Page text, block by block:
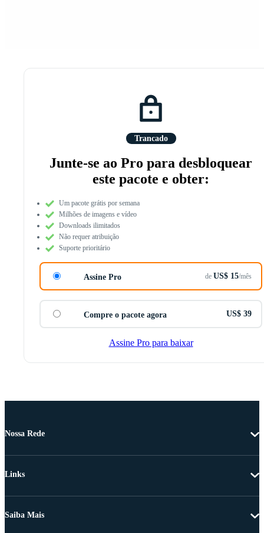
Trancado
Junte-se ao Pro para desbloquear
este pacote e obter:
Um pacote grátis por semana
Milhões de imagens e vídeo
Downloads ilimitados
Não requer atribuição
Suporte prioritário
Assine Pro de US$ 15/mês
Compre o pacote agora US$ 39
Assine Pro para baixar
Nossa Rede
Links
Saiba Mais